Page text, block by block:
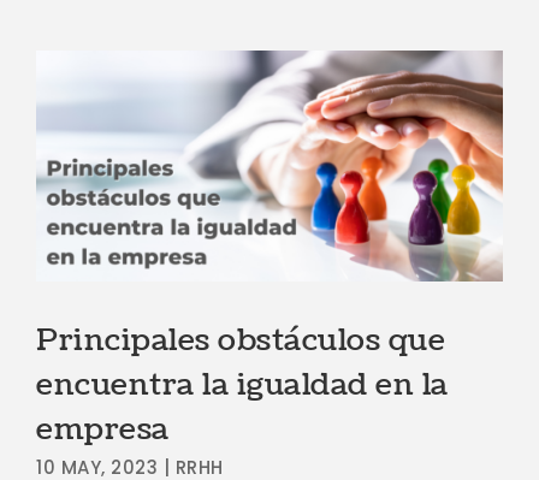
Principales obstáculos que
encuentra la igualdad en la
empresa
10 MAY, 2023 | RRHH